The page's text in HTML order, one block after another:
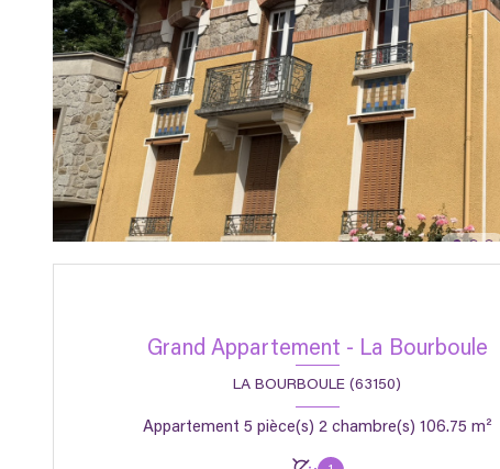
Grand Appartement - La Bourboule
LA BOURBOULE (63150)
Appartement 5 pièce(s) 2 chambre(s) 106.75 m²